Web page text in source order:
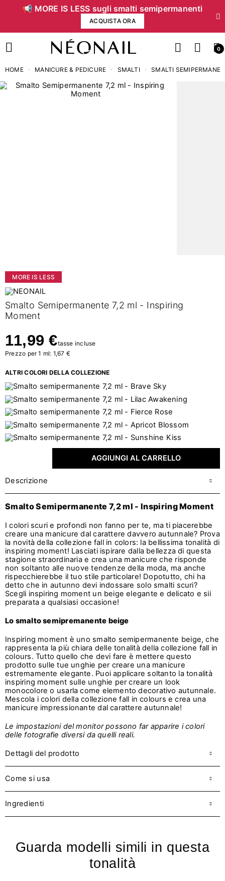
📢 MORE IS LESS sugli smalti semipermanenti
ACQUISTA ORA
0
HOME MANICURE & PEDICURE SMALTI SMALTI
MORE IS LESS
Smalto Semipermanente 7,2 ml - Inspiring
Moment
11,99 €tasse incluse
Prezzo per 1 ml: 1,67 €
ALTRI COLORI DELLA COLLEZIONE
AGGIUNGI AL CARRELLO
Descrizione
Smalto Semipermanente 7,2 ml - Inspiring Moment
I colori scuri e profondi non fanno per te, ma ti piacerebbe
creare una manicure dal carattere davvero autunnale? Prova
la novità della collezione fall in colors: la bellissima tonalità di
inspiring moment! Lasciati ispirare dalla bellezza di questa
stagione straordinaria e crea una manicure che risponde
non soltanto alle nuove tendenze della moda, ma anche
rispecchierebbe il tuo stile particolare! Dopotutto, chi ha
detto che in autunno devi indossare solo smalti scuri?
Scegli inspiring moment un beige elegante e delicato e sii
preparata a qualsiasi occasione!
Lo smalto semipremanente beige
Inspiring moment è uno smalto semipermanente beige, che
rappresenta la più chiara delle tonalità della collezione fall in
colours. Tutto quello che devi fare è mettere questo
prodotto sulle tue unghie per creare una manicure
estremamente elegante. Puoi applicare soltanto la tonalità
inspiring moment sulle unghie per creare un look
monocolore o usarla come elemento decorativo autunnale.
Mescola i colori della collezione fall in colours e crea una
manicure impressionante dal carattere autunnale!
Le impostazioni del monitor possono far apparire i colori
delle fotografie diversi da quelli reali.
Dettagli del prodotto
Come si usa
Ingredienti
Guarda modelli simili in questa
tonalità